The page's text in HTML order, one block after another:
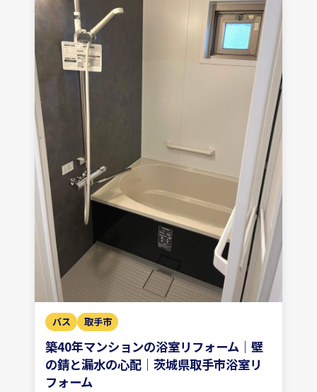
バス 取手市
築40年マンションの浴室リフォーム｜壁
の錆と漏水の心配｜茨城県取手市浴室リ
フォーム